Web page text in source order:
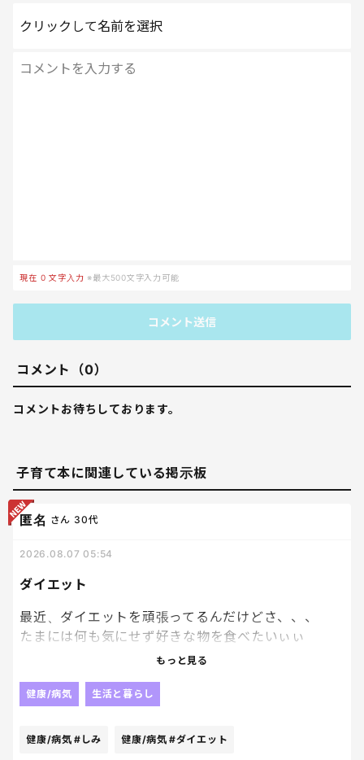
クリックして名前を選択
現在 0 文字入力 ※最大500文字入力可能
コメント送信
コメント（0）
コメントお待ちしております。
子育て本に関連している掲示板
ダイエット
匿名 さん 30代
2026.08.07 05:54
最近、ダイエットを頑張ってるんだけどさ、、、
たまには何も気にせず好きな物を食べたいぃぃ
ダイエットしようと思っても、
辛いぜ〜
もっと見る
健康/病気 生活と暮らし
健康/病気 #しみ 健康/病気 #ダイエット